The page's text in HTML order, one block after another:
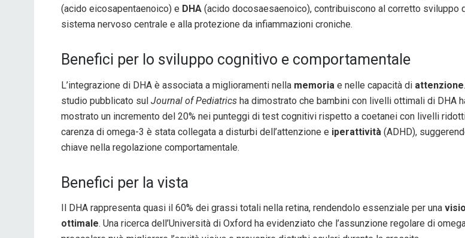
(acido eicosapentaenoico) e DHA (acido docosaesaenoico), contribuiscono al corretto sviluppo
sistema nervoso centrale e alla protezione da infiammazioni croniche.
Benefici per lo sviluppo cognitivo e comportamentale
L’integrazione di DHA è associata a miglioramenti nella memoria e nelle capacità di attenzione
studio pubblicato sul Journal of Pediatrics ha dimostrato che bambini con livelli ottimali di DHA
mostrato un incremento del 20% nei punteggi di test cognitivi rispetto a coetanei con livelli
carenza di omega-3 è stata collegata a disturbi dell’attenzione e iperattività (ADHD),
chiave nella regolazione comportamentale.
Benefici per la vista
Il DHA rappresenta quasi il 60% dei grassi totali nella retina, rendendolo essenziale per una
ottimale. Una ricerca dell’Università di Oxford ha evidenziato che l’assunzione regolare di